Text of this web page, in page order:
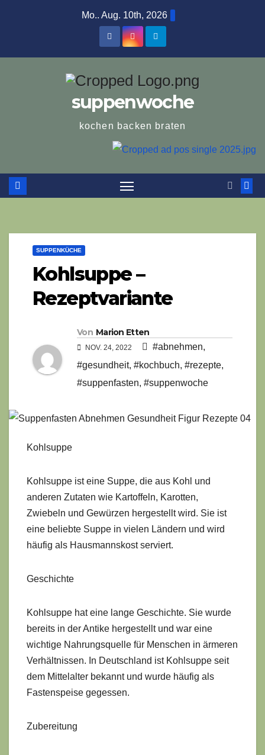
Mo.. Aug. 10th, 2026
suppenwoche
kochen backen braten
SUPPENKÜCHE
Kohlsuppe –
Rezeptvariante
Von Marion Etten
NOV. 24, 2022 #abnehmen,
#gesundheit, #kochbuch, #rezepte,
#suppenfasten, #suppenwoche
Kohlsuppe
Kohlsuppe ist eine Suppe, die aus Kohl und
anderen Zutaten wie Kartoffeln, Karotten,
Zwiebeln und Gewürzen hergestellt wird. Sie ist
eine beliebte Suppe in vielen Ländern und wird
häufig als Hausmannskost serviert.
Geschichte
Kohlsuppe hat eine lange Geschichte. Sie wurde
bereits in der Antike hergestellt und war eine
wichtige Nahrungsquelle für Menschen in ärmeren
Verhältnissen. In Deutschland ist Kohlsuppe seit
dem Mittelalter bekannt und wurde häufig als
Fastenspeise gegessen.
Zubereitung